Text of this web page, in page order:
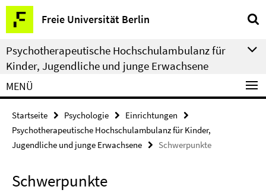
Springe
direkt
zu
Inhalt
Freie Universität Berlin
Service-
Navigation
Psychotherapeutische Hochschulambulanz für
Kinder, Jugendliche und junge Erwachsene
MENÜ
Startseite Psychologie
Einrichtungen
Psychotherapeutische Hochschulambulanz für Kinder,
Jugendliche und junge Erwachsene
Schwerpunkte
Schwerpunkte